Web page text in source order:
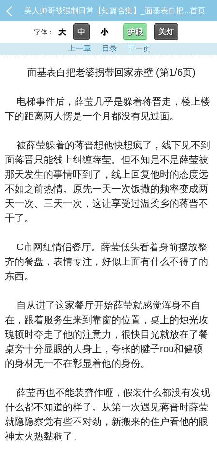
美人帅哥被强制日常【短篇合集】_面基表白把老婆拐带回家赤壁首页
字体： 大 中 小 护眼
关灯
上一章
目录 下一页
面基表白把老婆拐带回家赤壁 (第1/6页)
电梯事件后，薛莹几乎是躲着蒋晋走，楼上楼
下的距离两人愣是一个月都没有见过面。
被薛莹躲着的蒋晋想他快想疯了，线下见不到
面蒋晋只能线上纠缠薛莹。但不知是不是薛莹被
那天发生的事情吓到了，线上回复他时的态度远
不如之前热情。原先一天一次饭撒的频率变成两
天一次、三天一次，这让享受过温柔乡的蒋晋不
干了。
C市网红情侣餐厅。薛莹低头看着身前摆放整
齐的餐盘，表情专注，好似上面有什么不得了的
东西。
自从进了这家餐厅开始薛莹就感觉浑身不自
在，跟着服务生来到靠窗的位置，桌上的烛光玫
瑰顿时夺走了他的注意力，很快目光就放在了餐
桌旁十分显眼的人身上，夸张的腱子rou和健硕
的身材无一不在彰显着他的身份。
薛莹再也不能装聋作哑，假装什么都没有发现
什么都不知道的样子。从第一次遇见蒋晋时薛莹
就隐隐察觉有些不对劲，新搬来的住户看他的眼
神太火热黏稠了。